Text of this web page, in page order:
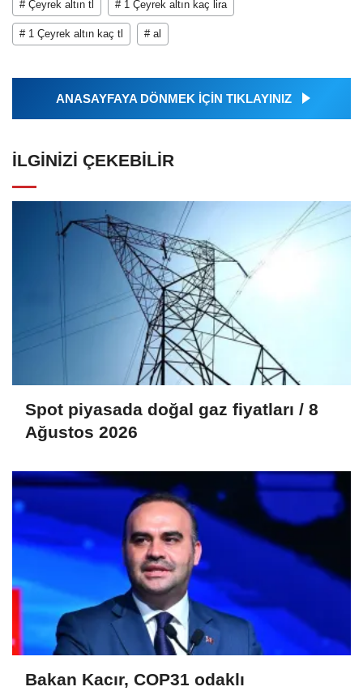
# Çeyrek altın tl # 1 Çeyrek altın kaç lira
# 1 Çeyrek altın kaç tl # al
ANASAYFAYA DÖNMEK İÇİN TIKLAYINIZ
İLGINIZI ÇEKEBILIR
Spot piyasada doğal gaz fiyatları / 8
Ağustos 2026
Bakan Kacır, COP31 odaklı